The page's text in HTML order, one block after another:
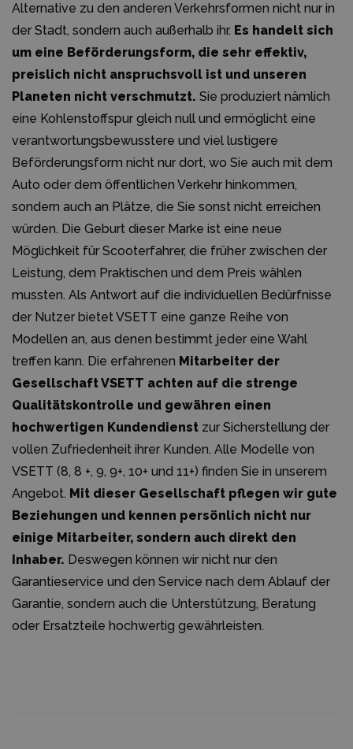
Alternative zu den anderen Verkehrsformen nicht nur in
der Stadt, sondern auch außerhalb ihr. Es handelt sich
um eine Beförderungsform, die sehr effektiv,
preislich nicht anspruchsvoll ist und unseren
Planeten nicht verschmutzt. Sie produziert nämlich
eine Kohlenstoffspur gleich null und ermöglicht eine
verantwortungsbewusstere und viel lustigere
Beförderungsform nicht nur dort, wo Sie auch mit dem
Auto oder dem öffentlichen Verkehr hinkommen,
sondern auch an Plätze, die Sie sonst nicht erreichen
würden. Die Geburt dieser Marke ist eine neue
Möglichkeit für Scooterfahrer, die früher zwischen der
Leistung, dem Praktischen und dem Preis wählen
mussten. Als Antwort auf die individuellen Bedürfnisse
der Nutzer bietet VSETT eine ganze Reihe von
Modellen an, aus denen bestimmt jeder eine Wahl
treffen kann. Die erfahrenen Mitarbeiter der
Gesellschaft VSETT achten auf die strenge
Qualitätskontrolle und gewähren einen
hochwertigen Kundendienst zur Sicherstellung der
vollen Zufriedenheit ihrer Kunden. Alle Modelle von
VSETT (8, 8 +, 9, 9+, 10+ und 11+) finden Sie in unserem
Angebot. Mit dieser Gesellschaft pflegen wir gute
Beziehungen und kennen persönlich nicht nur
einige Mitarbeiter, sondern auch direkt den
Inhaber. Deswegen können wir nicht nur den
Garantieservice und den Service nach dem Ablauf der
Garantie, sondern auch die Unterstützung, Beratung
oder Ersatzteile hochwertig gewährleisten.